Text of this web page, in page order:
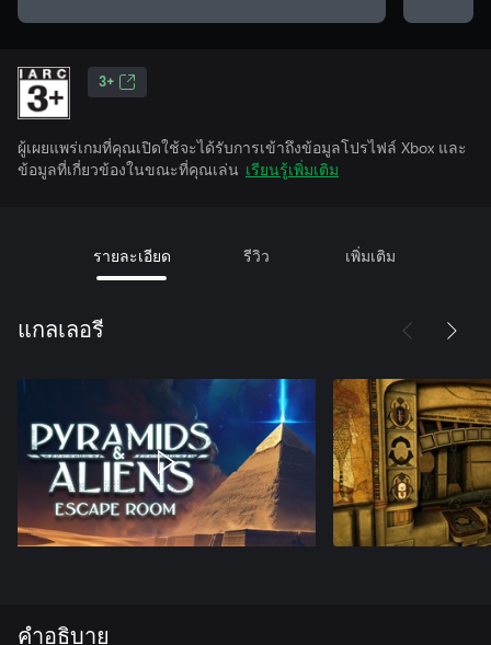
3+
ผู้เผยแพร่เกมที่คุณเปิดใช้จะได้รับการเข้าถึงข้อมูลโปรไฟล์ Xbox และ
ข้อมูลที่เกี่ยวข้องในขณะที่คุณเล่น เรียนรู้เพิ่มเติม
รายละเอียด รีวิว เพิ่มเติม
แกลเลอรี
คำอธิบาย